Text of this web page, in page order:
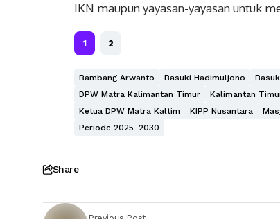
IKN maupun yayasan-yayasan untuk
1 2
Bambang Arwanto Basuki Hadimuljono
DPW Matra Kalimantan Timur
Kalimantan
Ketua DPW Matra Kaltim
KIPP Nusantara
Periode 2025–2030
Share